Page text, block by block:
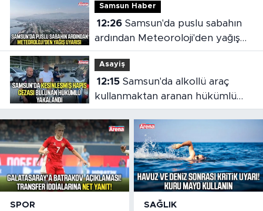
Samsun Haber
12:26Samsun'da puslu sabahın
ardından Meteoroloji'den yağış
uyarısı
Asayiş
12:15Samsun'da alkollü araç
kullanmaktan aranan hükümlü
cezaevine gönderildi
SPOR SAĞLIK